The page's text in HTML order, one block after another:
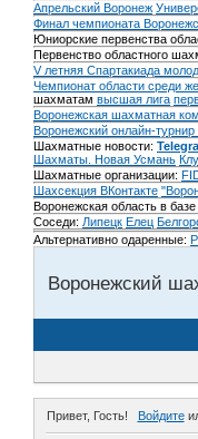
Апрельский Воронеж
Финал чемпионата
Юниорские первенства
Первенство областного
V летняя Спартакиада
Чемпионат области среди
шахматам высшая лига
Воронежская шахматная
Воронежский онлайн-
Шахматные новости:
Шахматы. Новая Усмань
Шахматные организации:
Шахсекция ВКонтакте
Воронежская область в
Соседи: Липецк Елец
Альтернативно одаренные:
Воронежский
Привет, Гость! Войдите